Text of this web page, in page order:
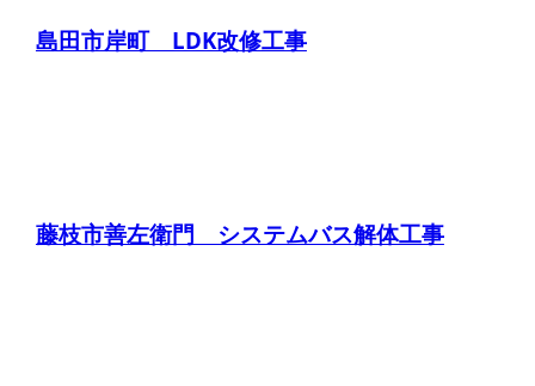
島田市岸町 LDK改修工事
藤枝市善左衛門 システムバス解体工事